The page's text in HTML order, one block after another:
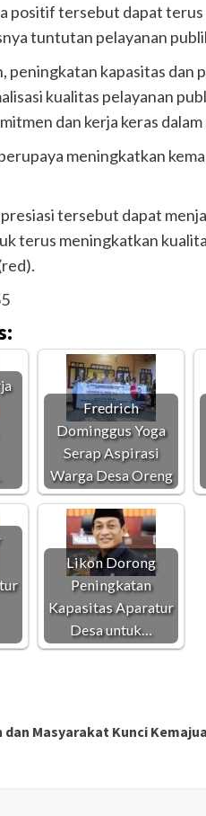
positif tersebut dapat
tuntutan pelayanan
peningkatan kapasitas
kualitas pelayanan
dan kerja keras
meningkatkan
tersebut dapat
terus meningkatkan
Fredrich
Dominggus Yoga
Serap Aspirasi
Warga Desa Oreng
Likon Dorong
Peningkatan
Kapasitas Aparatur
Desa untuk…
Masyarakat Kunci